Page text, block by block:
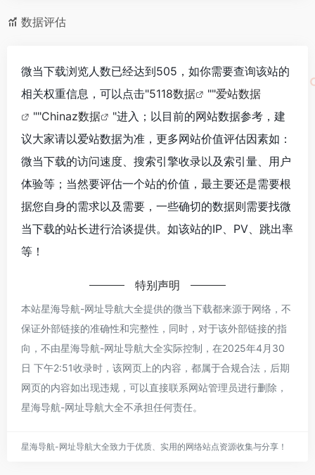
数据评估
微当下载浏览人数已经达到505，如你需要查询该站的
相关权重信息，可以点击"5118数据 ""爱站数据
""Chinaz数据
"进入；以目前的网站数据参考，建
议大家请以爱站数据为准，更多网站价值评估因素如：
微当下载的访问速度、搜索引擎收录以及索引量、用户
体验等；当然要评估一个站的价值，最主要还是需要根
据您自身的需求以及需要，一些确切的数据则需要找微
当下载的站长进行洽谈提供。如该站的IP、PV、跳出率
等！
特别声明
本站星海导航-网址导航大全提供的微当下载都来源于网络，不
保证外部链接的准确性和完整性，同时，对于该外部链接的指
向，不由星海导航-网址导航大全实际控制，在2025年4月30
日 下午2:51收录时，该网页上的内容，都属于合规合法，后期
网页的内容如出现违规，可以直接联系网站管理员进行删除，
星海导航-网址导航大全不承担任何责任。
星海导航-网址导航大全致力于优质、实用的网络站点资源收集与分享！